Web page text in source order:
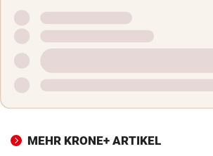
MEHR KRONE+ ARTIKEL